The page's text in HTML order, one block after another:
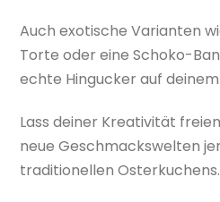
Auch exotische Varianten
Torte oder eine Schoko-
echte Hingucker auf
Lass deiner Kreativität
neue Geschmackswelten
traditionellen Osterkuchens.